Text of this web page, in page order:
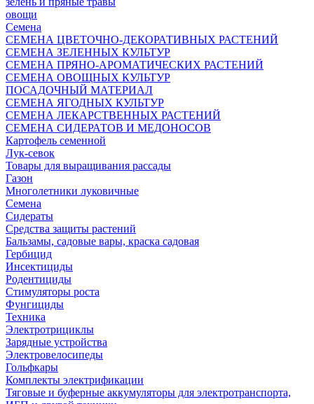
овощи
Семена
СЕМЕНА ЦВЕТОЧНО-ДЕКОРАТИВНЫХ РАСТЕНИЙ
СЕМЕНА ЗЕЛЕННЫХ КУЛЬТУР
СЕМЕНА ПРЯНО-АРОМАТИЧЕСКИХ РАСТЕНИЙ
СЕМЕНА ОВОЩНЫХ КУЛЬТУР
ПОСАДОЧНЫЙ МАТЕРИАЛ
СЕМЕНА ЯГОДНЫХ КУЛЬТУР
СЕМЕНА ЛЕКАРСТВЕННЫХ РАСТЕНИЙ
СЕМЕНА СИДЕРАТОВ И МЕДОНОСОВ
Картофель семенной
Лук-севок
Товары для выращивания рассады
Газон
Многолетники луковичные
Семена
Сидераты
Средства защиты растений
Бальзамы, садовые вары, краска садовая
Гербицид
Инсектициды
Родентициды
Стимуляторы роста
Фунгициды
Техника
Электротрициклы
Зарядные устройства
Электровелосипеды
Гольфкары
Комплекты электрификации
Тяговые и буферные аккумуляторы для электротранспорта,